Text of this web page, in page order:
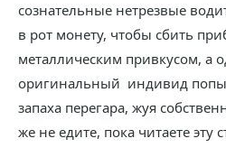
сознательные нетрезвые
в рот монету, чтобы сбить
металлическим привкусом, а
оригинальный индивид
запаха перегара, жуя
же не едите, пока читаете эту